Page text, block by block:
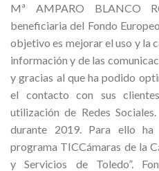
Mª AMPARO BLANCO
beneficiaria del Fondo
objetivo es mejorar el uso y la
información y de las
y gracias al que ha podido
el contacto con sus
utilización de Redes
durante 2019. Para ello
programa TICCámaras de la
y Servicios de Toledo”.